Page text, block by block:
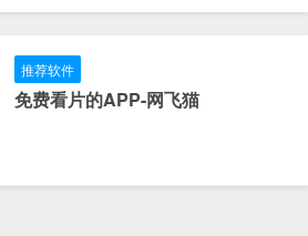
推荐软件
免费看片的APP-网飞猫